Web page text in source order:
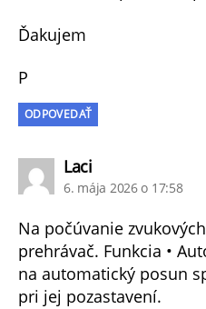
Ďakujem
P
ODPOVEDAŤ
Lacihovorí:
6. mája 2026 o 17:58
Na počúvanie
prehrávač. Funkcia •
na automatický posun
pri jej pozastavení.